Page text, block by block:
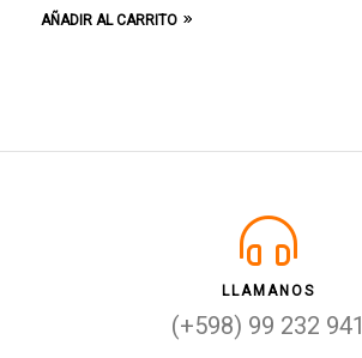
AÑADIR AL CARRITO
LLAMANOS
(+598) 99 232 941